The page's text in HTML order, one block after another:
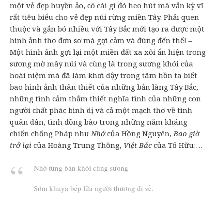
một vẻ đẹp huyền ảo, có cái gì đó heo hút mà vẫn kỳ vĩ
rất tiêu biểu cho vẻ đẹp núi rừng miền Tây. Phải quen
thuộc và gắn bó nhiều với Tây Bắc mới tạo ra được một
hình ảnh thơ đơn sơ mà gợi cảm và đúng đến thế! –
Một hình ảnh gợi lại một miền đất xa xôi ẩn hiện trong
sương mờ mây núi và cùng là trong sương khói của
hoài niệm mà đã làm khơi dậy trong tâm hồn ta biết
bao hình ảnh thân thiết của những bản làng Tây Bắc,
những tình cảm thắm thiết nghĩa tình của những con
người chất phác bình dị và cả một mạch thơ về tình
quân dân, tình đồng bào trong những năm kháng
chiến chống Pháp nhưNhớcủa Hồng Nguyên,Bao giờ
trở lại của Hoàng Trung Thông, Việt Bắccủa Tố Hữu:…
Nhớ từng bản khói cùng sương
Sớm khuya bếp lửa người thương đi về.